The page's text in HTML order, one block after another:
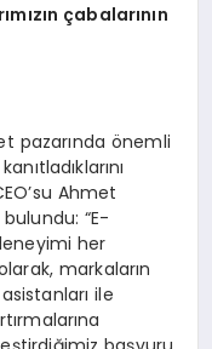
ımızın çabalarının
pazarında önemli
Ahmet
“E-
her
markaların
ile